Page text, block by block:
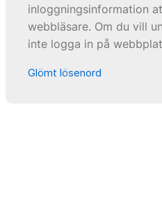
inloggningsinformation
webbläsare. Om du vill
inte logga in på
Glömt lösenord